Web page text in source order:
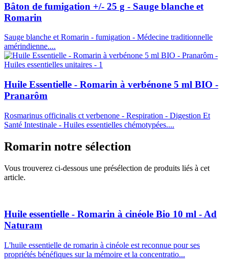
Bâton de fumigation +/- 25 g - Sauge blanche et
Romarin
Sauge blanche et Romarin - fumigation - Médecine traditionnelle
amérindienne....
Huile Essentielle - Romarin à verbénone 5 ml BIO -
Pranarôm
Rosmarinus officinalis ct verbenone - Respiration - Digestion Et
Santé Intestinale - Huiles essentielles chémotypées....
Romarin notre sélection
Vous trouverez ci-dessous une présélection de produits liés à cet
article.
Huile essentielle - Romarin à cinéole Bio 10 ml - Ad
Naturam
L'huile essentielle de romarin à cinéole est reconnue pour ses
propriétés bénéfiques sur la mémoire et la concentratio...